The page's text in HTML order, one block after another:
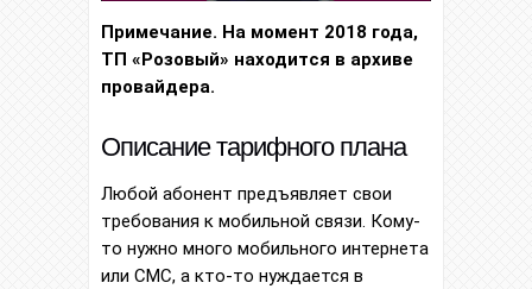
Примечание. На момент 2018 года,
ТП «Розовый» находится в архиве
провайдера.
Описание тарифного плана
Любой абонент предъявляет свои
требования к мобильной связи. Кому-
то нужно много мобильного интернета
или СМС, а кто-то нуждается в